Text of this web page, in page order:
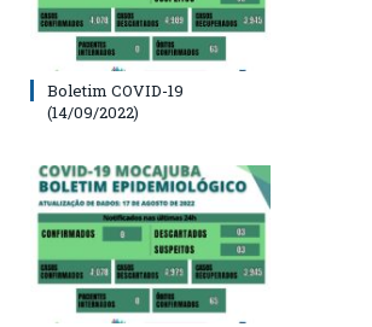
Boletim COVID-19
(14/09/2022)